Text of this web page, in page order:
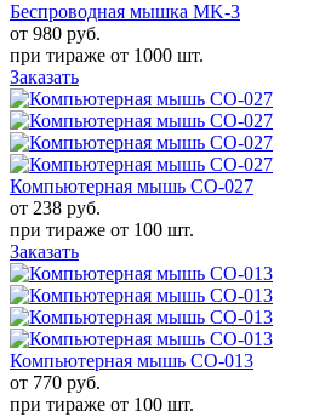
Беспроводная мышка MK-3
от 980 руб.
при тираже от 1000 шт.
Заказать
Компьютерная мышь CO-027
от 238 руб.
при тираже от 100 шт.
Заказать
Компьютерная мышь CO-013
от 770 руб.
при тираже от 100 шт.